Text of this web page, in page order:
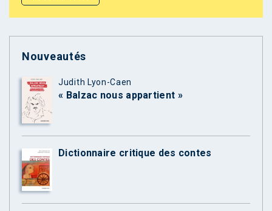
Nouveautés
Judith Lyon-Caen
« Balzac nous appartient »
Dictionnaire critique des contes